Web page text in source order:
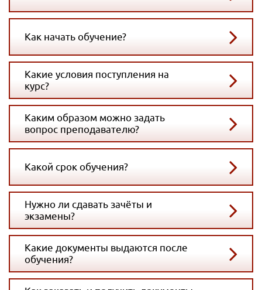
Как начать обучение?
Какие условия поступления на
курс?
Каким образом можно задать
вопрос преподавателю?
Какой срок обучения?
Нужно ли сдавать зачёты и
экзамены?
Какие документы выдаются после
обучения?